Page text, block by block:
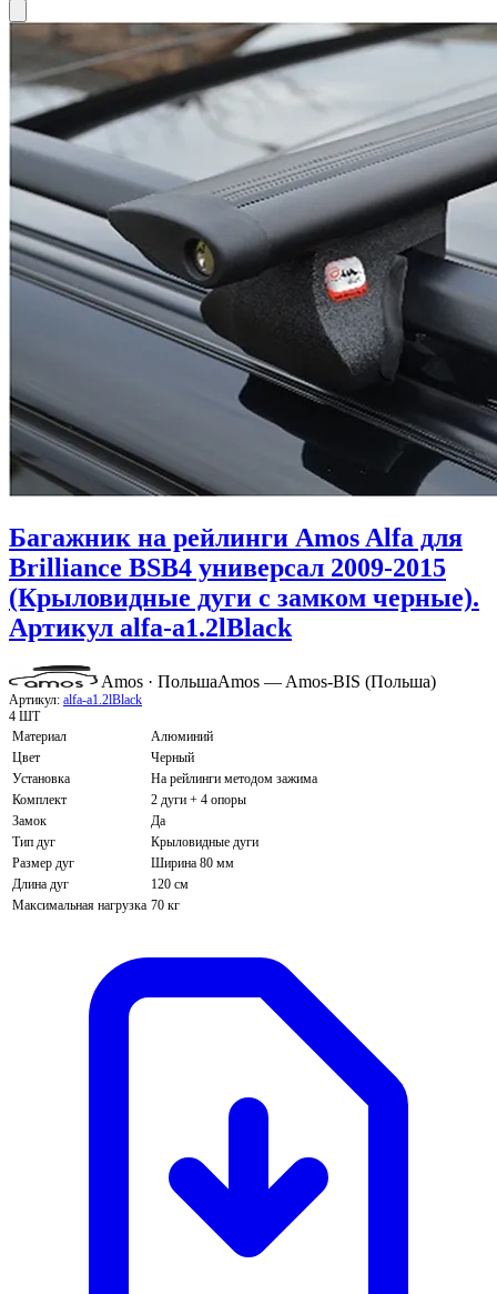
Багажник на рейлинги Amos Alfa для
Brilliance BSB4 универсал 2009-2015
(Крыловидные дуги с замком черные).
Артикул alfa-a1.2lBlack
Amos · ПольшаAmos — Amos-BIS (Польша)
Артикул: alfa-a1.2lBlack
4 ШТ
Материал
Алюминий
Цвет
Черный
Установка
На рейлинги методом зажима
Комплект
2 дуги + 4 опоры
Замок
Да
Тип дуг
Крыловидные дуги
Размер дуг
Ширина 80 мм
Длина дуг
120 см
Максимальная нагрузка 70 кг